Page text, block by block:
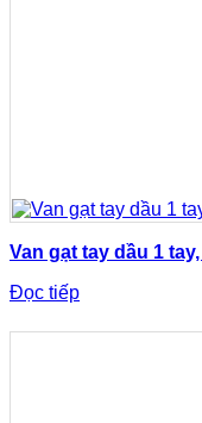
Van gạt tay dầu 1
Đọc tiếp